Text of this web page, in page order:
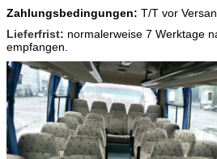
Zahlungsbedingungen: T/T vor
Lieferfrist: normalerweise 7 Werktage
empfangen.